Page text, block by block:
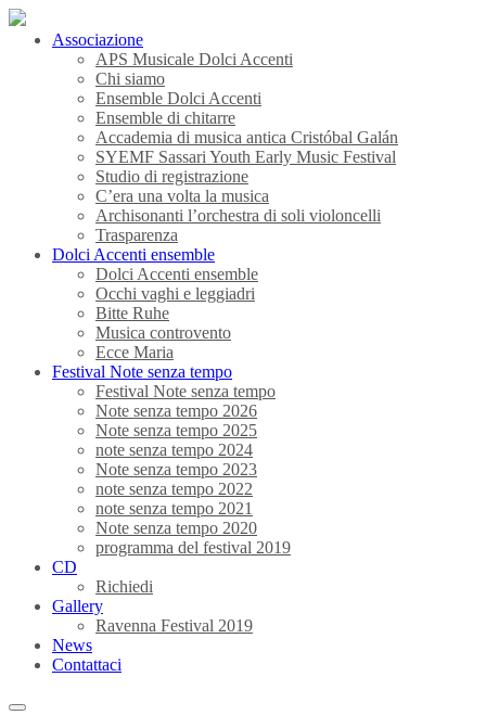
Associazione
APS Musicale Dolci Accenti
Chi siamo
Ensemble Dolci Accenti
Ensemble di chitarre
Accademia di musica antica Cristóbal Galán
SYEMF Sassari Youth Early Music Festival
Studio di registrazione
C’era una volta la musica
Archisonanti l’orchestra di soli violoncelli
Trasparenza
Dolci Accenti ensemble
Dolci Accenti ensemble
Occhi vaghi e leggiadri
Bitte Ruhe
Musica controvento
Ecce Maria
Festival Note senza tempo
Festival Note senza tempo
Note senza tempo 2026
Note senza tempo 2025
note senza tempo 2024
Note senza tempo 2023
note senza tempo 2022
note senza tempo 2021
Note senza tempo 2020
programma del festival 2019
CD
Richiedi
Gallery
Ravenna Festival 2019
News
Contattaci